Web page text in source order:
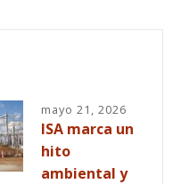
mayo 21, 2026
ISA marca un
hito
ambiental y